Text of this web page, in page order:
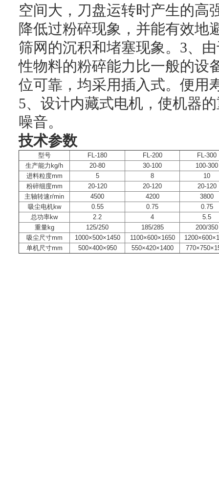
空间大，刀盘运转时产生的高
降低过粉碎现象，并能有效地
筛网的沉积和堵塞现象。3、
性物料的粉碎能力比一般的设
位可靠，均采用插入式。便用
5、设计内藏式电机，使机器
噪音。
技术参数
型号 FL-180 FL-200
FL-300
生产能力kg/h
20-80 30-100
100-300
进料粒度mm
5 8
10
粉碎细度mm
20-120 20-120
20-120
主轴转速r/min
4500 4200
3800
吸尘电机kw
0.55 0.75
0.75
总功率kw
2.2 4
5.5
重量kg
125/250 185/285
200/350
吸尘尺寸mm
1000×500×1450 1100×600×1650
单机尺寸mm
500×400×950 550×420×1400